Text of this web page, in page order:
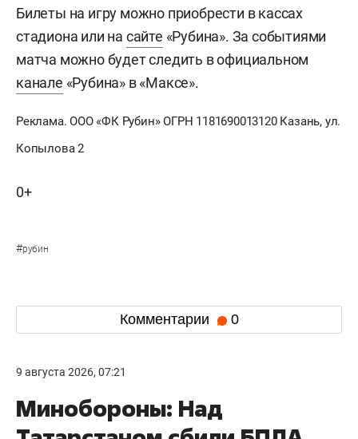
Билеты на игру можно приобрести в кассах
стадиона или на сайте «Рубина». За событиями
матча можно будет следить в официальном
канале «Рубина» в «Максе».
Реклама. ООО «ФК Рубин» ОГРН 1181690013120 Казань, ул.
Копылова 2
0+
#рубин
Комментарии 0
9 августа 2026, 07:21
Минобороны: Над